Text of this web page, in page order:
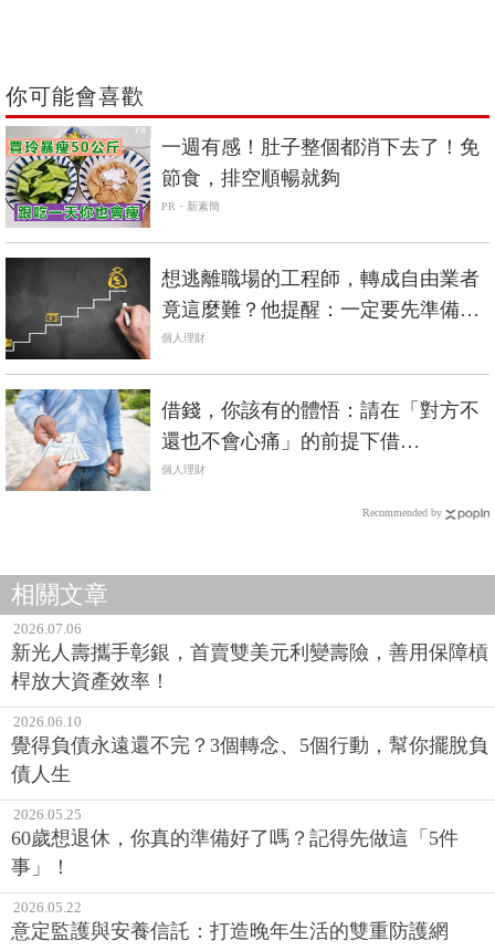
你可能會喜歡
PR
一週有感！肚子整個都消下去了！免
節食，排空順暢就夠
PR・新素簡
想逃離職場的工程師，轉成自由業者
竟這麼難？他提醒：一定要先準備好
足夠生活費…
個人理財
借錢，你該有的體悟：請在「對方不
還也不會心痛」的前提下借…
個人理財
Recommended by
相關文章
2026.07.06
新光人壽攜手彰銀，首賣雙美元利變壽險，善用保障槓
桿放大資產效率！
2026.06.10
覺得負債永遠還不完？3個轉念、5個行動，幫你擺脫負
債人生
2026.05.25
60歲想退休，你真的準備好了嗎？記得先做這「5件
事」！
2026.05.22
意定監護與安養信託：打造晚年生活的雙重防護網